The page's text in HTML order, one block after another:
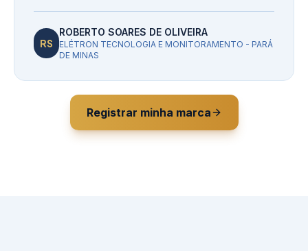
RS
ROBERTO SOARES DE OLIVEIRA
ELÉTRON TECNOLOGIA E MONITORAMENTO - PARÁ
DE MINAS
Registrar minha marca